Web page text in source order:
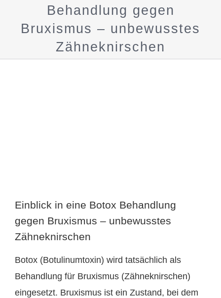
Behandlung gegen
Bruxismus – unbewusstes
Zähneknirschen
Einblick in eine Botox Behandlung
gegen Bruxismus – unbewusstes
Zähneknirschen
Botox (Botulinumtoxin) wird tatsächlich als
Behandlung für Bruxismus (Zähneknirschen)
eingesetzt. Bruxismus ist ein Zustand, bei dem